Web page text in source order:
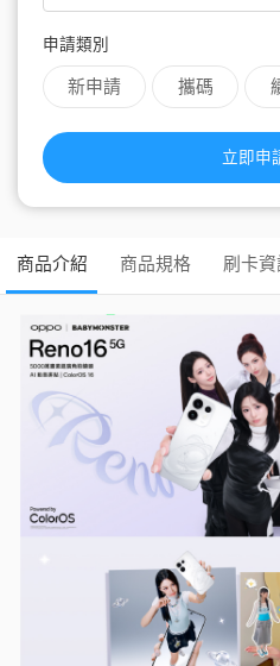
申請類別
新申請 攜碼
立即申
商品介紹 商品規格 刷卡